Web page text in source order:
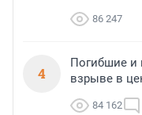
86 247
4
Погибшие и
взрыве в
84 162